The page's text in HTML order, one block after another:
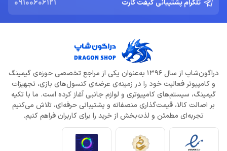
تلگرام پشتیبانی گیفت کارت 09100606121
دراگون‌شاپ از سال 1396 به‌عنوان یکی از مراجع تخصصی حوزه‌ی گیمینگ
و کامپیوتر فعالیت خود را در زمینه‌ی عرضه‌ی کنسول‌های بازی، تجهیزات
گیمینگ، سیستم‌های کامپیوتری و لوازم جانبی آغاز کرده است. ما با تکیه
بر اصالت کالا، قیمت‌گذاری منصفانه و پشتیبانی حرفه‌ای، تلاش می‌کنیم
تجربه‌ای مطمئن و لذت‌بخش از خرید را برای کاربران فراهم کنیم.